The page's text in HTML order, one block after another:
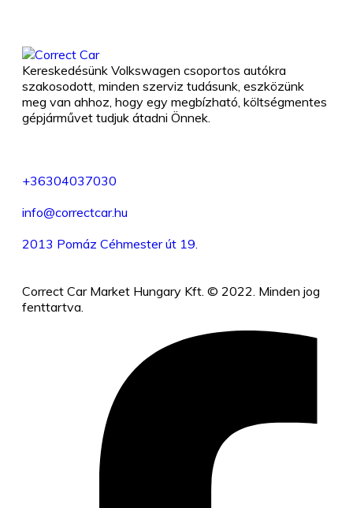
Kereskedésünk Volkswagen csoportos autókra
szakosodott, minden szerviz tudásunk, eszközünk
meg van ahhoz, hogy egy megbízható, költségmentes
gépjárművet tudjuk átadni Önnek.
+36304037030
info@correctcar.hu
2013 Pomáz Céhmester út 19.
Correct Car Market Hungary Kft. © 2022. Minden jog
fenttartva.